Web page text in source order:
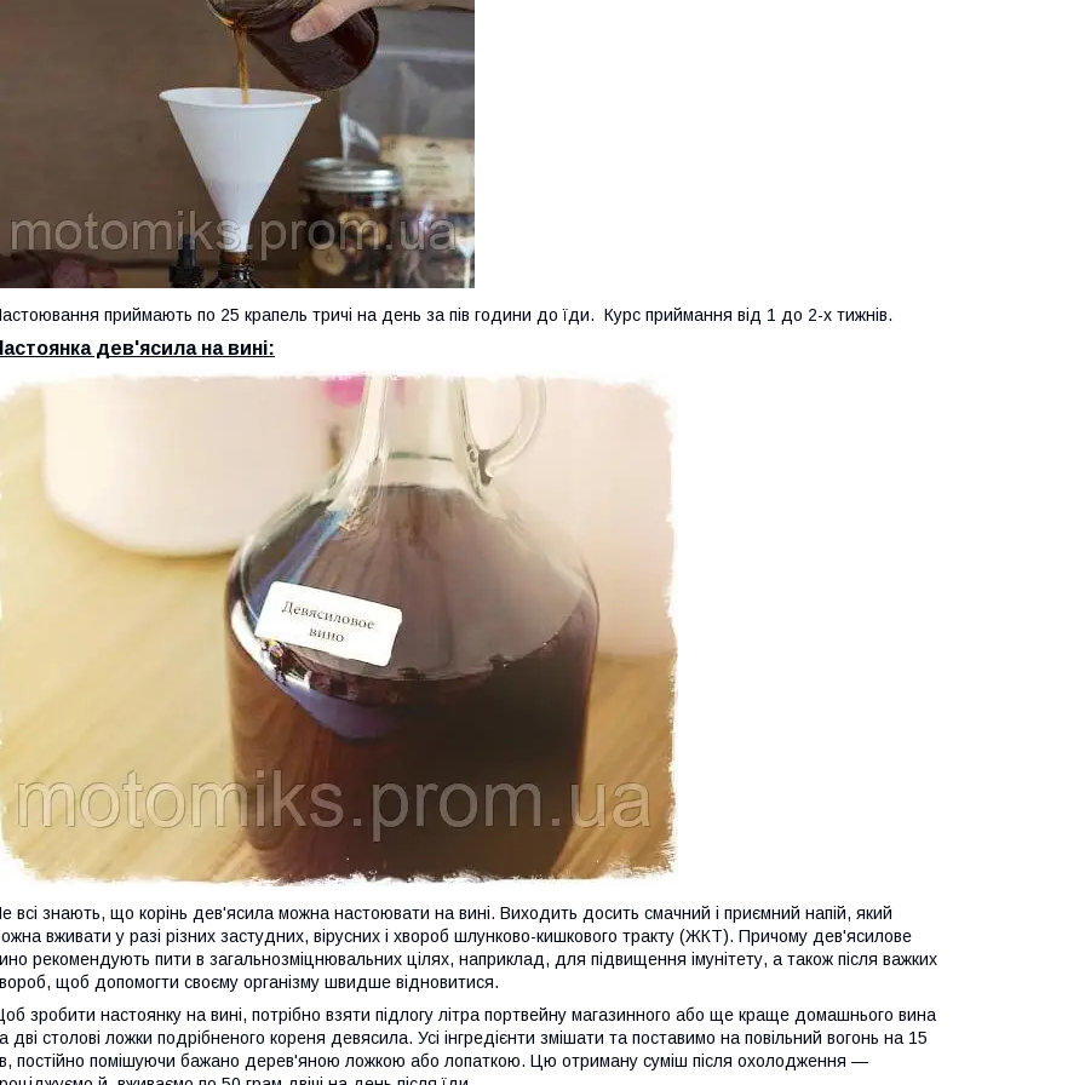
приймають по 25 крапель тричі на день за пів години до їди. Курс приймання від 1 до 2-х тижнів.
дев'ясила на вині:
всі знають, що корінь дев'ясила можна настоювати на вині. Виходить досить смачний і приємний напій, який
вживати у разі різних застудних, вірусних і хвороб шлунково-кишкового тракту (ЖКТ). Причому дев'ясилове
рекомендують пити в загальнозміцнювальних цілях, наприклад, для підвищення імунітету, а також після важких
щоб допомогти своєму організму швидше відновитися.
зробити настоянку на вині, потрібно взяти підлогу літра портвейну магазинного або ще краще домашнього вина
дві столові ложки подрібненого кореня девясила. Усі інгредієнти змішати та поставимо на повільний вогонь на 15
постійно помішуючи бажано дерев'яною ложкою або лопаткою. Цю отриману суміш після охолодження —